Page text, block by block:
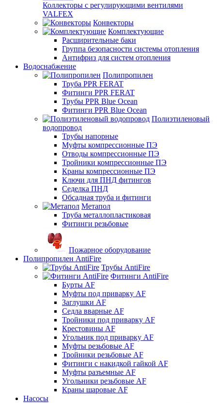
Коллекторы с регулирующими вентилями
VALFEX
Конвекторы
Комплектующие
Расширительные баки
Группа безопасности системы отопления
Антифриз для систем отопления
Водоснабжение
Полипропилен
Труба PPR FERAT
Фитинги PPR FERAT
Трубы PPR Blue Ocean
Фитинги PPR Blue Ocean
Полиэтиленовый
водопровод
Трубы напорные
Муфты компрессионные ПЭ
Отводы компрессионные ПЭ
Тройники компрессионные ПЭ
Краны компрессионные ПЭ
Ключи для ПНД фитингов
Седелка ПНД
Обсадная труба и фитинги
Метапол
Труба металлопластиковая
Фитинги резьбовые
Пожарное оборудование
Полипропилен AntiFire
Трубы AntiFire
Фитинги AntiFire
Бурты AF
Муфты под приварку AF
Заглушки AF
Седла вварные AF
Тройники под приварку AF
Крестовины AF
Угольник под приварку AF
Муфты резьбовые AF
Тройники резьбовые AF
Фитинги с накидкой гайкой AF
Муфты разъемные AF
Угольники резьбовые AF
Краны шаровые AF
Насосы